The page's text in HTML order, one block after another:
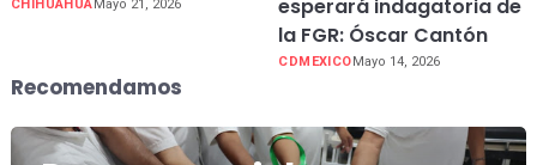
CHIHUAHUAMayo 21, 2026
esperará indagatoria de
la FGR: Óscar Cantón
CDMEXICOMayo 14, 2026
Recomendamos